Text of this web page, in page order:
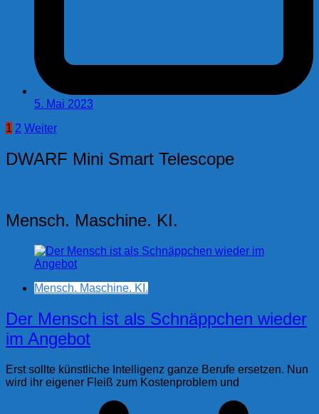
5. Mai 2023
Seitennummerierung
der
Beiträge
1 2 Weiter
DWARF Mini Smart Telescope
Mensch. Maschine. KI.
Mensch. Maschine. KI.
Der Mensch ist als Schnäppchen wieder
im Angebot
Erst sollte künstliche Intelligenz ganze Berufe ersetzen. Nun
wird ihr eigener Fleiß zum Kostenproblem und